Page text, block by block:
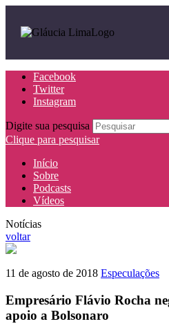
Facebook
Twitter
Instagram
Digite sua pesquisa
Clique para pesquisar
Início
Sobre
Podcasts
Vídeos
Notícias
voltar
11 de agosto de 2018 Especulações
Empresário Flávio Rocha
apoio a Bolsonaro